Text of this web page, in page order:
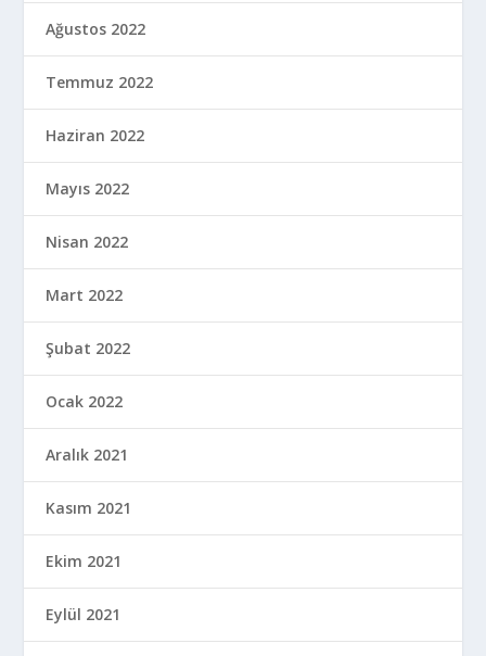
Ağustos 2022
Temmuz 2022
Haziran 2022
Mayıs 2022
Nisan 2022
Mart 2022
Şubat 2022
Ocak 2022
Aralık 2021
Kasım 2021
Ekim 2021
Eylül 2021